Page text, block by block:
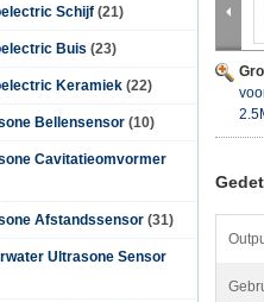
Schijf (21)
Buis (23)
Keramiek (22)
Bellensensor (10)
Cavitatieomvormer
Afstandssensor (31)
Ultrasone Sensor